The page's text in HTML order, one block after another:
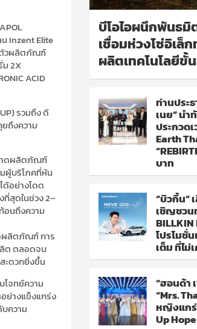
Inzent Elite
ตัวผลิตภัณฑ์
ม 2X
ACID
รวมถึง ดี
ถึงความ
าดผลิตภัณฑ์
ผู้บริโภคที่หัน
ด้อย่างโดด
สุดในช่วง 2–
อนถึงความ
ผลิตภัณฑ์ การ
ต ตลอดจน
ะดวกยิ่งขึ้น
จทย์ความ
ย่างแข็งแกร่ง
ความ
บีโอไอผนึกพันธมิ
เชื่อมห่วงโซ่อิเล็
ผลิตเทคโนโลยีขั้
ท่านประ
เนย” น
ประกวด
Earth
บาท
“บิวกิ้น”
เชิญชวน
โปรโมชั่
เต็ม ที่ไม่
“ฮอนด้า
“Mrs.
หญิงแกร่
Up Hope